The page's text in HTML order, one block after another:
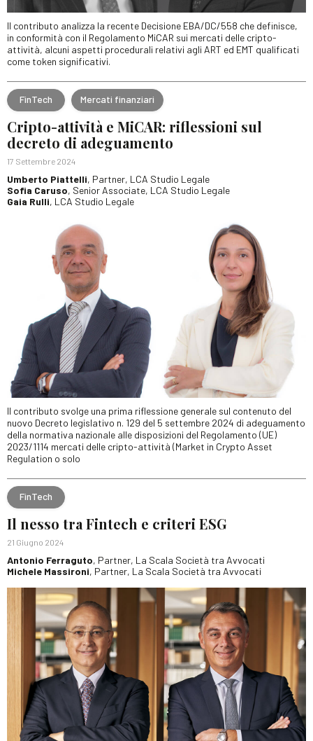
Il contributo analizza la recente Decisione EBA/DC/558 che definisce,
in conformità con il Regolamento MiCAR sui mercati delle cripto-
attività, alcuni aspetti procedurali relativi agli ART ed EMT qualificati
come token significativi.
FinTech Mercati finanziari
Cripto-attività e MiCAR: riflessioni sul
decreto di adeguamento
17 Settembre 2024
Umberto Piattelli, Partner, LCA Studio Legale
Sofia Caruso, Senior Associate, LCA Studio Legale
Gaia Rulli, LCA Studio Legale
Il contributo svolge una prima riflessione generale sul contenuto del
nuovo Decreto legislativo n. 129 del 5 settembre 2024 di adeguamento
della normativa nazionale alle disposizioni del Regolamento (UE)
2023/1114 mercati delle cripto-attività (Market in Crypto Asset
Regulation o solo
FinTech
Il nesso tra Fintech e criteri ESG
21 Giugno 2024
Antonio Ferraguto, Partner, La Scala Società tra Avvocati
Michele Massironi, Partner, La Scala Società tra Avvocati